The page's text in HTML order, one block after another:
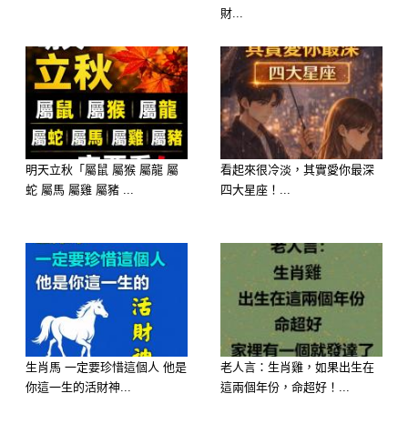
後不僅能夠相夫教子，旺夫催貴，變得
越老越有錢，而且自身還能活得精彩美
麗，越來越年輕。
財...
明天立秋「屬鼠 屬猴 屬龍 屬
蛇 屬馬 屬雞 屬豬 ...
看起來很冷淡，其實愛你最深
四大星座！...
生肖馬 一定要珍惜這個人 他是
你這一生的活財神...
老人言：生肖雞，如果出生在
這兩個年份，命超好！...